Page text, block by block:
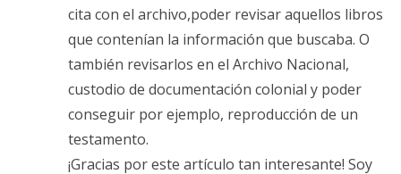
cita con el archivo,poder revisar aquellos libros
que contenían la información que buscaba. O
también revisarlos en el Archivo Nacional,
custodio de documentación colonial y poder
conseguir por ejemplo, reproducción de un
testamento.
¡Gracias por este artículo tan interesante! Soy